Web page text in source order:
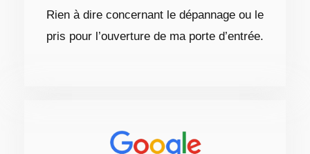
Rien à dire concernant le dépannage ou le
pris pour l’ouverture de ma porte d’entrée.